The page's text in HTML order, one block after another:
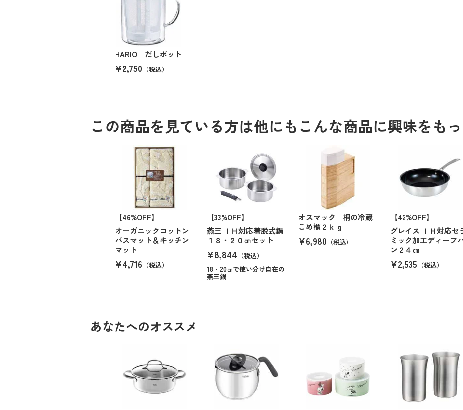
HARIO だしポット
¥2,750 （税込）
この商品を見ている方は他にもこんな商品に興味をも
【46%OFF】
オーガニックコットン
バスマット＆キッチン
マット
¥4,716 （税込）
【33%OFF】
燕三 ＩＨ対応着脱式鍋
１８・２０㎝セット
¥8,844 （税込）
18・20㎝で使い分け自在の
燕三鍋
オスマック 桐の冷蔵
こめ櫃２ｋｇ
¥6,980 （税込）
【42%OFF】
グレイス ＩＨ対応セ
ミック加工ディープ
ン２４㎝
¥2,535 （税込）
あなたへのオススメ